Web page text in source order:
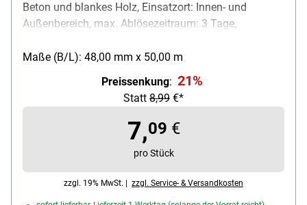
Beton und blankes Holz, Einsatzort: Innen- und
Außenbereich, max. Ablösezeitraum: 3 Tage,
Lösemittelbasis verwendet werden / UV- und
sonnenlichtbeständig, Maße (B/L): 48 mm / 50 m,
Farbe: grün, Lieferumfang: 1 Rolle Malerabdeckband
Maße (B/L): 48,00 mm x 50,00 m
Preissenkung: 21%
Statt 8,99 €*
7,09 €
pro Stück
zzgl. 19% MwSt. | zzgl. Service- & Versandkosten